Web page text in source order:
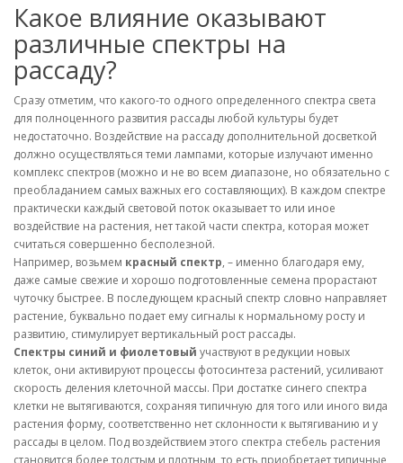
Какое влияние оказывают
различные спектры на
рассаду?
Сразу отметим, что какого-то одного определенного спектра света
для полноценного развития рассады любой культуры будет
недостаточно. Воздействие на рассаду дополнительной досветкой
должно осуществляться теми лампами, которые излучают именно
комплекс спектров (можно и не во всем диапазоне, но обязательно с
преобладанием самых важных его составляющих). В каждом спектре
практически каждый световой поток оказывает то или иное
воздействие на растения, нет такой части спектра, которая может
считаться совершенно бесполезной.
Например, возьмем красный спектр, – именно благодаря ему,
даже самые свежие и хорошо подготовленные семена прорастают
чуточку быстрее. В последующем красный спектр словно направляет
растение, буквально подает ему сигналы к нормальному росту и
развитию, стимулирует вертикальный рост рассады.
Спектры синий и фиолетовый участвуют в редукции новых
клеток, они активируют процессы фотосинтеза растений, усиливают
скорость деления клеточной массы. При достатке синего спектра
клетки не вытягиваются, сохраняя типичную для того или иного вида
растения форму, соответственно нет склонности к вытягиванию и у
рассады в целом. Под воздействием этого спектра стебель растения
становится более толстым и плотным, то есть приобретает типичные